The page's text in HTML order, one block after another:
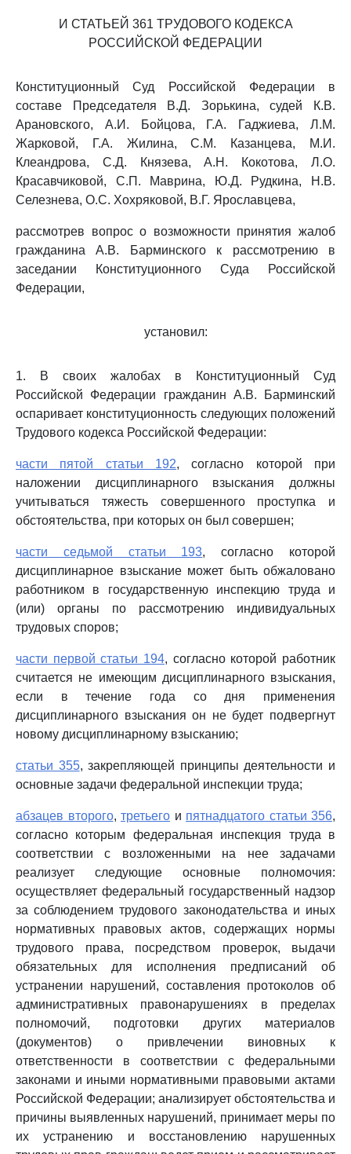
И СТАТЬЕЙ 361 ТРУДОВОГО КОДЕКСА
РОССИЙСКОЙ ФЕДЕРАЦИИ
Конституционный Суд Российской Федерации в
составе Председателя В.Д. Зорькина, судей К.В.
Арановского, А.И. Бойцова, Г.А. Гаджиева, Л.М.
Жарковой, Г.А. Жилина, С.М. Казанцева, М.И.
Клеандрова, С.Д. Князева, А.Н. Кокотова, Л.О.
Красавчиковой, С.П. Маврина, Ю.Д. Рудкина, Н.В.
Селезнева, О.С. Хохряковой, В.Г. Ярославцева,
рассмотрев вопрос о возможности принятия жалоб
гражданина А.В. Барминского к рассмотрению в
заседании Конституционного Суда Российской
Федерации,
установил:
1. В своих жалобах в Конституционный Суд
Российской Федерации гражданин А.В. Барминский
оспаривает конституционность следующих положений
Трудового кодекса Российской Федерации:
части пятой статьи 192, согласно которой при
наложении дисциплинарного взыскания должны
учитываться тяжесть совершенного проступка и
обстоятельства, при которых он был совершен;
части седьмой статьи 193, согласно которой
дисциплинарное взыскание может быть обжаловано
работником в государственную инспекцию труда и
(или) органы по рассмотрению индивидуальных
трудовых споров;
части первой статьи 194, согласно которой работник
считается не имеющим дисциплинарного взыскания,
если в течение года со дня применения
дисциплинарного взыскания он не будет подвергнут
новому дисциплинарному взысканию;
статьи 355, закрепляющей принципы деятельности и
основные задачи федеральной инспекции труда;
абзацев второго, третьего и пятнадцатого статьи 356,
согласно которым федеральная инспекция труда в
соответствии с возложенными на нее задачами
реализует следующие основные полномочия:
осуществляет федеральный государственный надзор
за соблюдением трудового законодательства и иных
нормативных правовых актов, содержащих нормы
трудового права, посредством проверок, выдачи
обязательных для исполнения предписаний об
устранении нарушений, составления протоколов об
административных правонарушениях в пределах
полномочий, подготовки других материалов
(документов) о привлечении виновных к
ответственности в соответствии с федеральными
законами и иными нормативными правовыми актами
Российской Федерации; анализирует обстоятельства и
причины выявленных нарушений, принимает меры по
их устранению и восстановлению нарушенных